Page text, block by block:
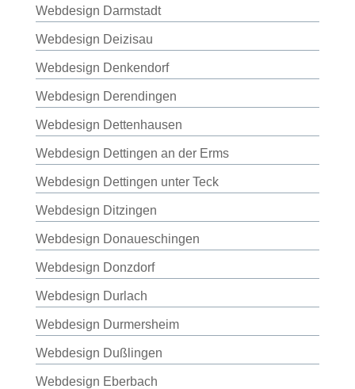
Webdesign Darmstadt
Webdesign Deizisau
Webdesign Denkendorf
Webdesign Derendingen
Webdesign Dettenhausen
Webdesign Dettingen an der Erms
Webdesign Dettingen unter Teck
Webdesign Ditzingen
Webdesign Donaueschingen
Webdesign Donzdorf
Webdesign Durlach
Webdesign Durmersheim
Webdesign Dußlingen
Webdesign Eberbach